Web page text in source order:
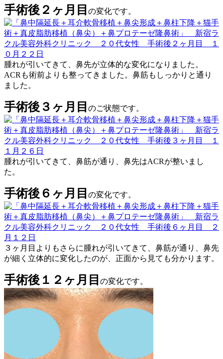
手術後２ヶ月目 の変化です。
腫れが引いてきて、鼻先が立体的な変化になりました。
ACRも術前よりも整ってきました。鼻筋もしっかりと通り
ました。
手術後３ヶ月目 のご状態です。
腫れが引いてきて、鼻筋が通り、鼻先はACRが整いまし
た。
手術後６ヶ月目 の変化です。
３ヶ月目よりもさらに腫れが引いてきて、鼻筋が通り、鼻先
が細く立体的に変化したのが、正面から見ても分かります。
手術後１２ヶ月目 の変化です。